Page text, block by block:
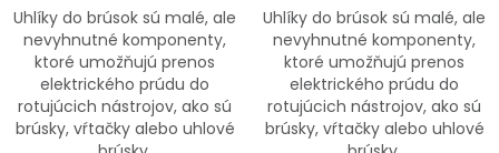
Uhlíky do brúsok sú malé, ale
nevyhnutné komponenty,
ktoré umožňujú prenos
elektrického prúdu do
rotujúcich nástrojov, ako sú
brúsky, vŕtačky alebo uhlové
Uhlíky do brúsok sú malé, ale
nevyhnutné komponenty,
ktoré umožňujú prenos
elektrického prúdu do
rotujúcich nástrojov, ako sú
brúsky, vŕtačky alebo uhlové